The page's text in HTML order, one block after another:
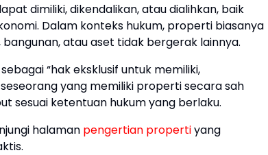
dimiliki, dikendalikan, atau dialihkan, baik
Dalam konteks hukum, properti biasanya
atau aset tidak bergerak lainnya.
“hak eksklusif untuk memiliki,
yang memiliki properti secara sah
sesuai ketentuan hukum yang berlaku.
halaman pengertian propertiyang